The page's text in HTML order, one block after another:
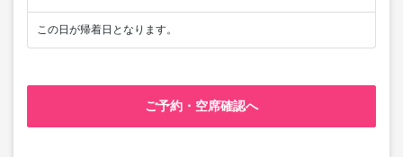
この日が帰着日となります。
ご予約・空席確認へ